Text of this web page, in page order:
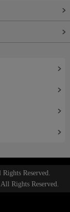
Reserved.
Rights Reserved.